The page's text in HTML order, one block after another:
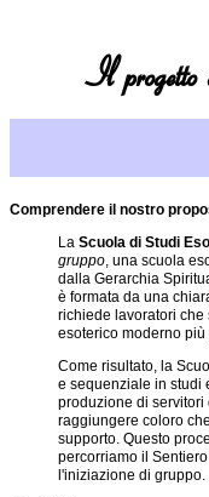
Il progetto
progetto
del
gruppo
Scuola
gruppo
Iniziativa di
purificazione
Comprendere il nostro
La Scuola di Studi
gruppo , una scuola
dalla Gerarchia
è formata da una
richiede lavoratori
esoterico moderno più
Come risultato, la
e sequenziale in studi
produzione di servitori
raggiungere coloro
supporto. Questo
percorriamo il
l'iniziazione di gruppo.